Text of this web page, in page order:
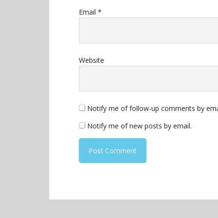
Email *
Website
Notify me of follow-up comments by
Notify me of new posts by email.